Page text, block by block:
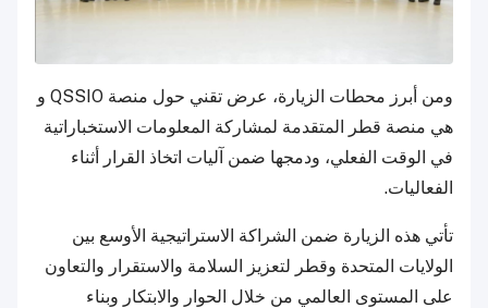
ومن أبرز محطات الزيارة، عرض تقني حول منصة QSSIO و
هي منصة قطر المتقدمة لمشاركة المعلومات الاستخباراتية
في الوقت الفعلي، ودمجها ضمن آليات اتخاذ القرار أثناء
الفعاليات.
تأتي هذه الزيارة ضمن الشراكة الاستراتيجية الأوسع بين
الولايات المتحدة وقطر لتعزيز السلامة والاستقرار والتعاون
على المستوى العالمي من خلال الحوار والابتكار وبناء